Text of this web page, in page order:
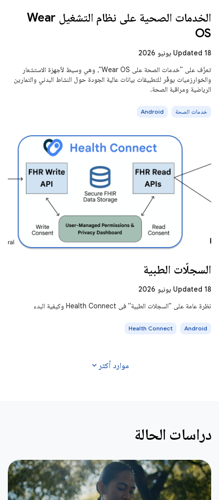
الخدمات الصحية على نظام التشغيل Wear
OS
Updated 18 يونيو 2026
تعرَّف على "خدمات الصحة على Wear OS"، وهي وسيط لأجهزة الاستشعار
والخوارزميات يوفّر للتطبيقات بيانات عالية الجودة حول النشاط البدني والتمارين
الرياضية ومراقبة الصحة.
خدمات الصحة Android
السجلّات الطبية
Updated 18 يونيو 2026
نظرة عامة على "السجلات الطبية" في Health Connect وكيفية البدء
Android
Health Connect
موارد أكثر expand_more
دراسات الحالة